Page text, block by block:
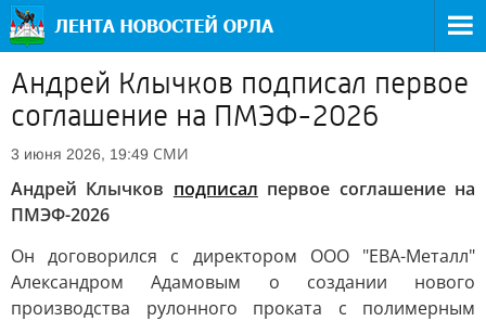
Андрей Клычков подписал первое
соглашение на ПМЭФ-2026
3 июня 2026, 19:49 СМИ
Андрей Клычков подписал первое соглашение на
ПМЭФ-2026
Он договорился с директором ООО "ЕВА-Металл"
Александром Адамовым о создании нового
производства рулонного проката с полимерным